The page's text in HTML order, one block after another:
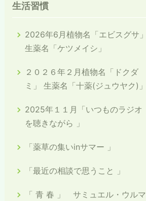
生活習慣
2026年6月植物名「エビスグサ」
生薬名「ケツメイシ」
２０２６年２月植物名「ドクダ
ミ」 生薬名「十薬(ジュウヤク)」
2025年１１月「いつものラジオ
を聴きながら 」
「薬草の集いinサマー 」
「最近の相談で思うこと 」
「 青 春 」 サミュエル・ウルマ